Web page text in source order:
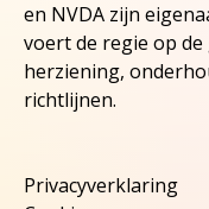
en NVDA zijn
voert de regie op
herziening,
richtlijnen.
Privacyverklaring